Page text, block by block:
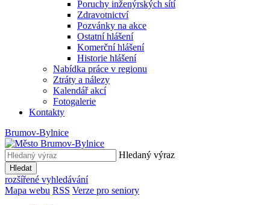
Poruchy inženýrských sítí
Zdravotnictví
Pozvánky na akce
Ostatní hlášení
Komerční hlášení
Historie hlášení
Nabídka práce v regionu
Ztráty a nálezy
Kalendář akcí
Fotogalerie
Kontakty
Brumov-Bylnice
Hledaný výraz
Hledat
rozšířené vyhledávání
Mapa webu RSS Verze pro seniory